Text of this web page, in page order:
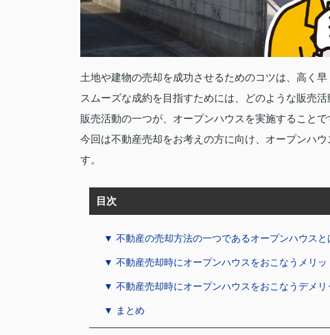
土地や建物の売却を成功させるためのコツは、高く早
スムーズな成約を目指すためには、どのような販売
販売活動の一つが、オープンハウスを実施することで
今回は不動産売却をお考えの方に向け、オープンハ
す。
目次
▼ 不動産の売却方法の一つであるオープンハウスと
▼ 不動産売却時にオープンハウスをおこなうメリッ
▼ 不動産売却時にオープンハウスをおこなうデメリ
▼ まとめ